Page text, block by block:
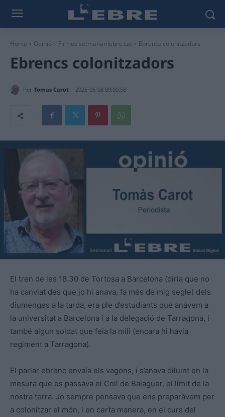
Home Opinió Firmes setmanarilebre.cat Ebrencs colonitzadors
Ebrencs colonitzadors
Per Tomas Carot 2025-06-08 09:00:58
El tren de les 18.30 de Tortosa a Barcelona (diria que no
ha canviat des que jo hi anava, fa més de mig segle) dels
diumenges a la tarda, era ple d’estudiants que anàvem a
la universitat a Barcelona i a la delegació de Tarragona, i
també algun soldat que feia la mili (encara hi havia
regiment a Tarragona).
El parlar ebrenc envaïa els vagons, i s’anava diluint en la
mesura que es passava el Coll de Balaguer, el límit de la
nostra terra. Jo sempre pensava que ens preparàvem per
a colonitzar el món, i en certa manera, en el curs del